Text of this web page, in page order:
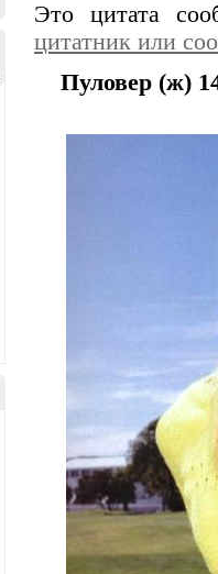
Это цитата
цитатник или
Пуловер (ж)